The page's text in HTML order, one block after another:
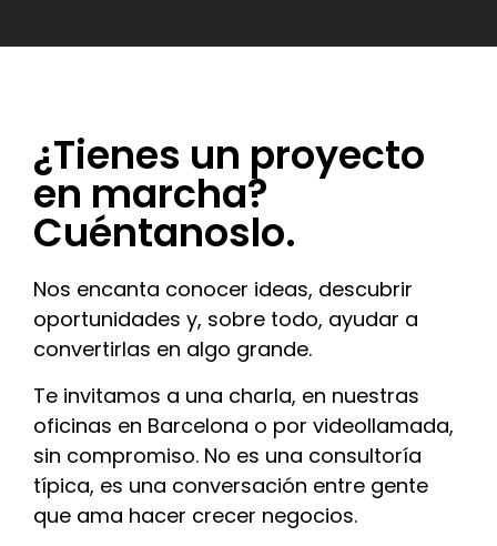
¿Tienes un proyecto
en marcha?
Cuéntanoslo.
Nos encanta conocer ideas, descubrir
oportunidades y, sobre todo, ayudar a
convertirlas en algo grande.
Te invitamos a una charla, en nuestras
oficinas en Barcelona o por videollamada,
sin compromiso. No es una consultoría
típica, es una conversación entre gente
que ama hacer crecer negocios.